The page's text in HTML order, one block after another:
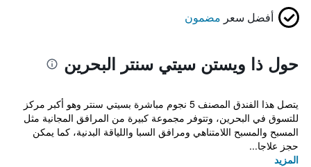
أفضل سعر مضمون
حول ذا ويستن سيتي سنتر البحرين
يتصل هذا الفندق المصنف 5 نجوم مباشرة بسيتي سنتر وهو أكبر مركز
للتسوق في البحرين، وتتوفر مجموعة كبيرة من المرافق المجانية مثل
المسبح والمسبح اللامتناهي ومرافق السبا واللياقة البدنية، كما يمكن
حجز علاجا...
المزيد